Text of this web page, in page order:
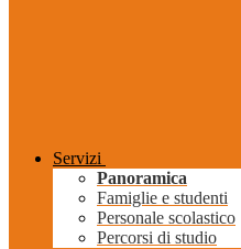
Servizi
Panoramica
Famiglie e studenti
Personale scolastico
Percorsi di studio